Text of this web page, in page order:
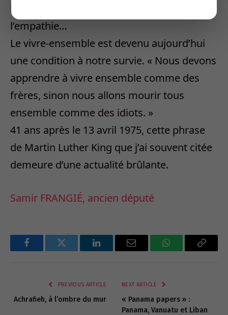
l’autre, comme la solidarité, l’entraide,
l’empathie…
Le vivre-ensemble est devenu aujourd’hui
une condition à notre survie. « Nous devons
apprendre à vivre ensemble comme des
frères, sinon nous allons mourir tous
ensemble comme des idiots. »
41 ans après le 13 avril 1975, cette phrase
de Martin Luther King que j’ai souvent citée
demeure d’une actualité brûlante.
Samir FRANGIÉ, ancien député
FacebookTwitter LinkedInEmail WhatsAppCopy
PREVIOUS ARTICLE
Achrafieh, à l’ombre du mur
NEXT ARTICLE
« Panama papers » :
Panama, Vanuatu et Liban